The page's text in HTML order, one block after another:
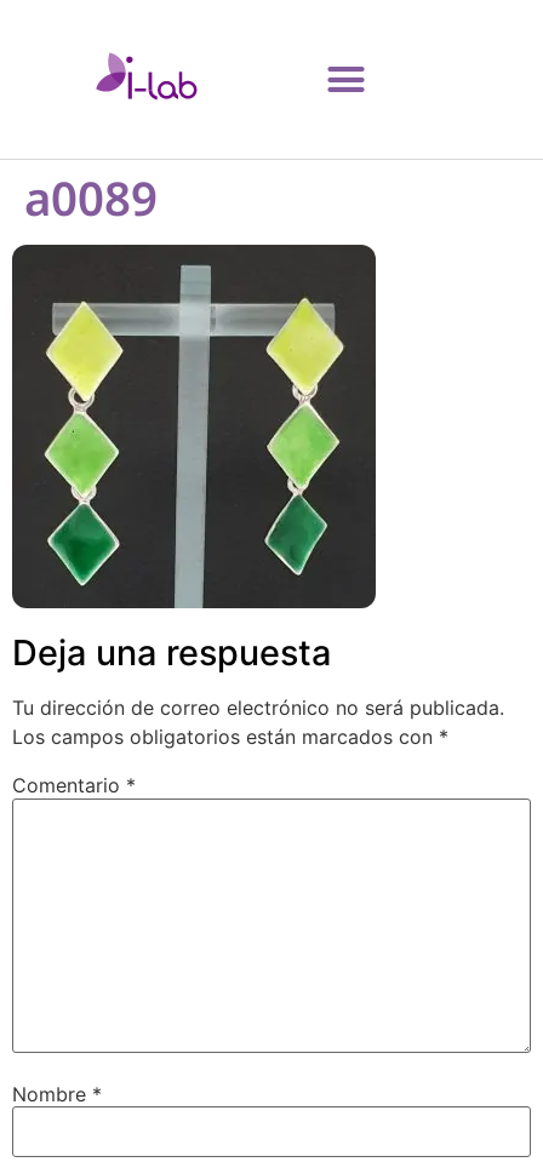
a0089
Deja una respuesta
Tu dirección de correo electrónico no será publicada.
Los campos obligatorios están marcados con *
Comentario *
Nombre *